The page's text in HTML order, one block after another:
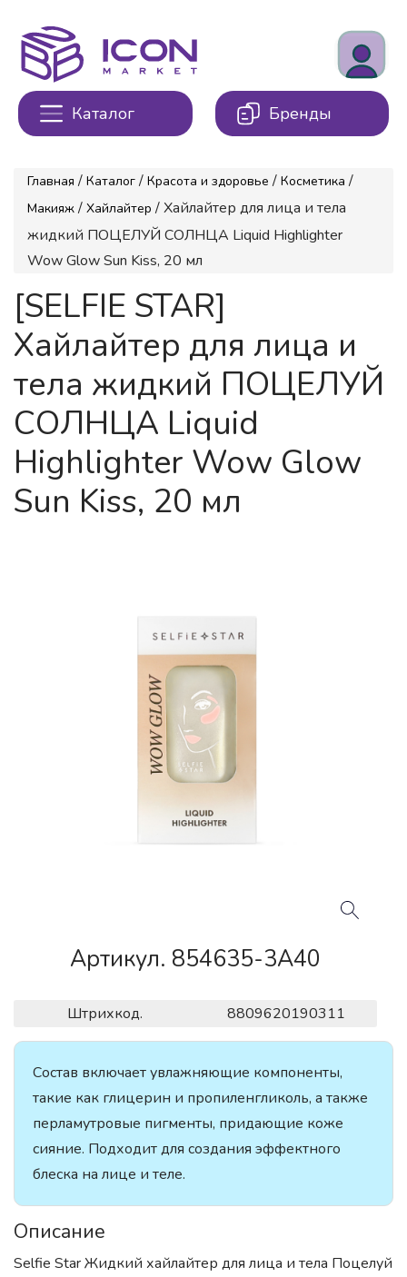
Каталог Бренды
Главная / Каталог / Красота и здоровье / Косметика /
Макияж / Хайлайтер / Хайлайтер для лица и тела
жидкий ПОЦЕЛУЙ СОЛНЦА Liquid Highlighter
Wow Glow Sun Kiss, 20 мл
[SELFIE STAR]
Хайлайтер для лица и
тела жидкий ПОЦЕЛУЙ
СОЛНЦА Liquid
Highlighter Wow Glow
Sun Kiss, 20 мл
Артикул. 854635-3A40
Штрихкод. 8809620190311
Состав включает увлажняющие компоненты,
такие как глицерин и пропиленгликоль, а также
перламутровые пигменты, придающие коже
сияние. Подходит для создания эффектного
блеска на лице и теле.
Описание
Selfie Star Жидкий хайлайтер для лица и тела Поцелуй